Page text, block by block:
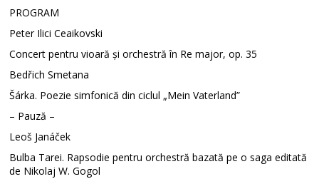
PROGRAM
Peter Ilici Ceaikovski
Concert pentru vioară și orchestră în Re major, op. 35
Bedřich Smetana
Šárka. Poezie simfonică din ciclul „Mein Vaterland”
– Pauză –
Leoš Janáček
Bulba Tarei. Rapsodie pentru orchestră bazată pe o saga editată
de Nikolaj W. Gogol